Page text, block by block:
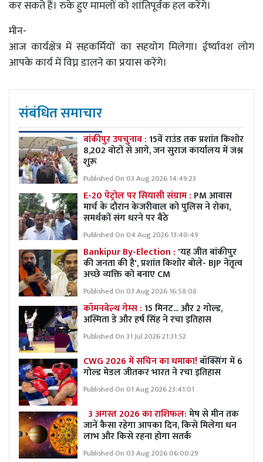
कर सकते हैं। रुके हुए मामलों को शांतिपूर्वक हल करेंगे।
मीन-
आज कार्यक्षेत्र में सहकर्मियों का सहयोग मिलेगा। ईर्ष्यावश लोग
आपके कार्य में विघ्न डालने का प्रयास करेंगे।
संबंधित समाचार
बांकीपुर उपचुनाव :15वें राउंड तक प्रशांत किशोर
8,202 वोटों से आगे, जन सुराज कार्यालय में जश्न
शुरू
Published On 03 Aug 2026 14:49:23
E-20 पेट्रोल पर सियासी संग्राम : PM आवास
मार्च के दौरान केजरीवाल को पुलिस ने रोका,
समर्थकों संग धरने पर बैठे
Published On 04 Aug 2026 13:40:49
Bankipur By-Election : 'यह जीत बांकीपुर
की जनता की है', प्रशांत किशोर बोले- BJP नेतृत्व
अच्छे व्यक्ति को बनाए CM
Published On 03 Aug 2026 16:58:08
कॉमनवेल्थ गेम्स :15 मिनट... और 2 गोल्ड,
अस्मिता डे और हर्ष सिंह ने रचा इतिहास
Published On 31 Jul 2026 21:31:52
CWG 2026 में सचिन का धमाका!बॉक्सिंग में 6
गोल्ड मेडल जीतकर भारत ने रचा इतिहास
Published On 01 Aug 2026 23:41:01
3 अगस्त 2026 का राशिफल:मेष से मीन तक
जानें कैसा रहेगा आपका दिन, किसे मिलेगा धन
लाभ और किसे रहना होगा सतर्क
Published On 03 Aug 2026 06:00:29